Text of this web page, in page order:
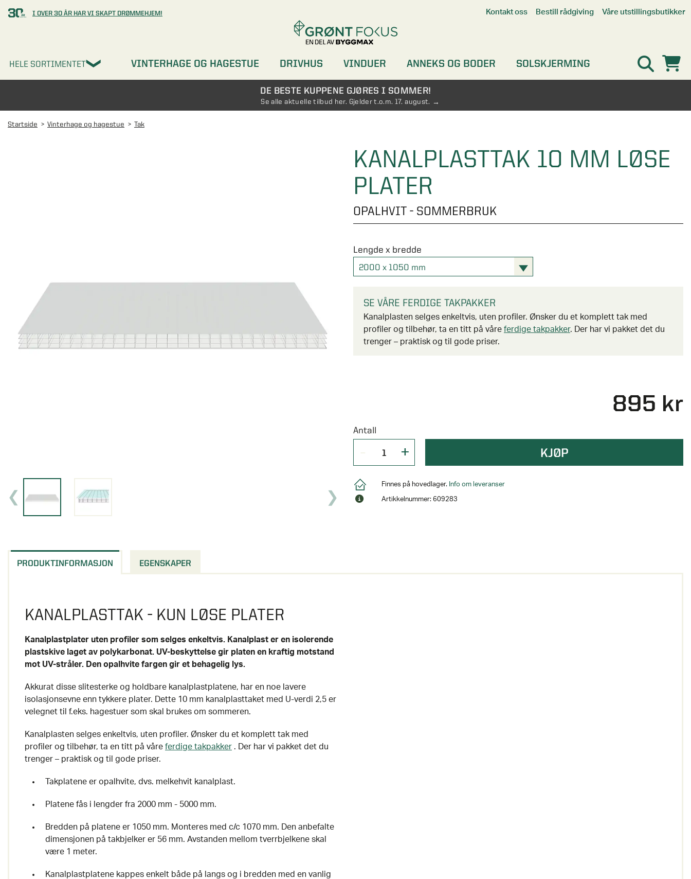
I OVER 30 ÅR HAR VI SKAPT DRØMMEHJEM! Kontakt oss Bestill rådgiving Våre utstillingsbutikker
Kristiansand
HELE SORTIMENTET VINTERHAGE OG HAGESTUE DRIVHUS VINDUER ANNEKS OG BODER
SOLSKJERMING
DØRER
GARDEROBER
DE BESTE KUPPENE GJØRES I SOMMER!
Se alle aktuelle tilbud her. Gjelder t.o.m. 17. august.
Startside Vinterhage og hagestue Tak
KANALPLASTTAK 10 MM LØSE
PLATER
OPALHVIT - SOMMERBRUK
Lengde x bredde
2000 x 1050 mm
SE VÅRE FERDIGE TAKPAKKER
Kanalplasten selges enkeltvis, uten profiler. Ønsker du et komplett tak med
profiler og tilbehør, ta en titt på våre ferdige takpakker. Der har vi pakket det du
trenger – praktisk og til gode priser.
895 kr
Antall
KJØP
Finnes på hovedlager. Info om leveranser
Artikkelnummer: 609283
PRODUKTINFORMASJON EGENSKAPER
KANALPLASTTAK - KUN LØSE PLATER
Kanalplastplater uten profiler som selges enkeltvis. Kanalplast er en isolerende
plastskive laget av polykarbonat. UV-beskyttelse gir platen en kraftig motstand
mot UV-stråler. Den opalhvite fargen gir et behagelig lys.
Akkurat disse slitesterke og holdbare kanalplastplatene, har en noe lavere
isolasjonsevne enn tykkere plater. Dette 10 mm kanalplasttaket med U-verdi 2,5 er
velegnet til f.eks. hagestuer som skal brukes om sommeren.
Kanalplasten selges enkeltvis, uten profiler. Ønsker du et komplett tak med
profiler og tilbehør, ta en titt på våre ferdige takpakker . Der har vi pakket det du
trenger – praktisk og til gode priser.
Takplatene er opalhvite, dvs. melkehvit kanalplast.
Platene fås i lengder fra 2000 mm - 5000 mm.
Bredden på platene er 1050 mm. Monteres med c/c 1070 mm. Den anbefalte
dimensjonen på takbjelker er 56 mm. Avstanden mellom tverrbjelkene skal
være 1 meter.
Kanalplastplatene kappes enkelt både på langs og i bredden med en vanlig